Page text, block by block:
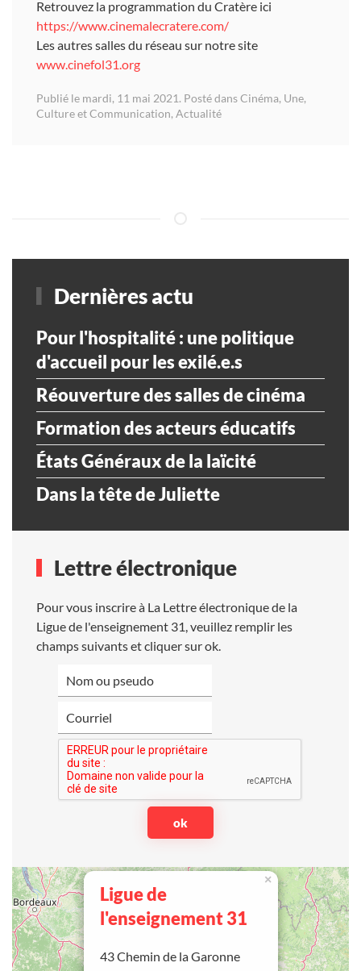
Retrouvez la programmation du Cratère ici
https://www.cinemalecratere.com/
Les autres salles du réseau sur notre site
www.cinefol31.org
Publié le mardi, 11 mai 2021. Posté dansCinéma, Une,
Culture et Communication, Actualité
Dernières actu
Pour l'hospitalité : une politique
d'accueil pour les exilé.e.s
Réouverture des salles de cinéma
Formation des acteurs éducatifs
États Généraux de la laïcité
Dans la tête de Juliette
Lettre électronique
Pour vous inscrire à La Lettre électronique de la
Ligue de l'enseignement 31, veuillez remplir les
champs suivants et cliquer sur ok.
Ligue de
l'enseignement 31
43 Chemin de la Garonne
×